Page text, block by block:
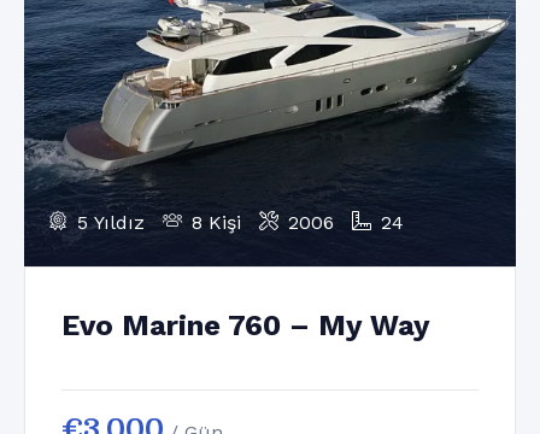
5 Yıldız 8 Kişi 2006 24
Evo Marine 760 – My Way